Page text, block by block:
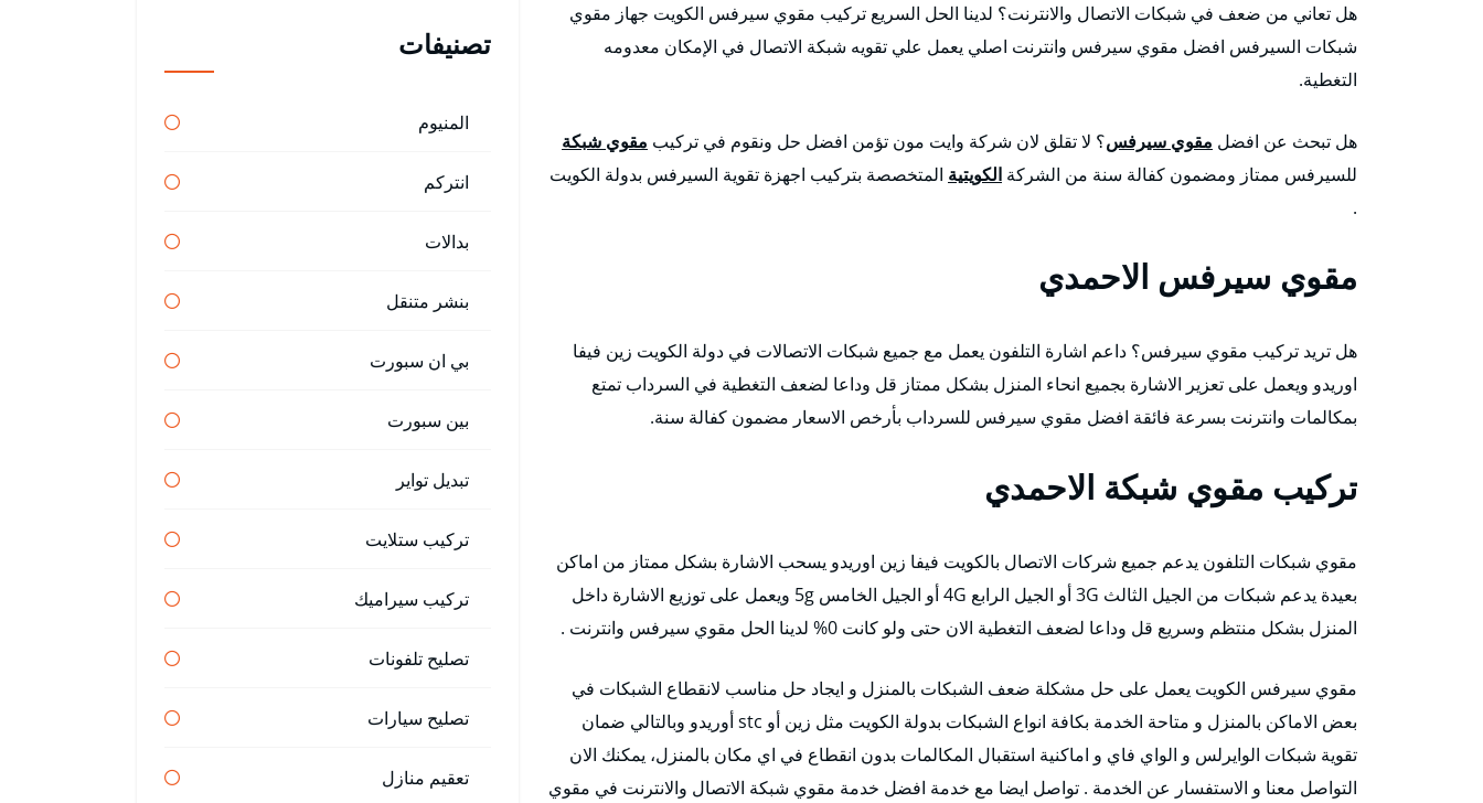
هل تعاني من ضعف في شبكات الاتصال والانترنت؟ لدينا الحل السريع تركيب مقوي سيرفس الكويت جهاز مقوي
شبكات السيرفس افضل مقوي سيرفس وانترنت اصلي يعمل علي تقويه شبكة الاتصال في الإمكان معدومه
التغطية.
هل تبحث عن افضل مقوي سيرفس؟ لا تقلق لان شركة وايت مون تؤمن افضل حل ونقوم في تركيب مقوي شبكة
للسيرفس ممتاز ومضمون كفالة سنة من الشركة الكويتية المتخصصة بتركيب اجهزة تقوية السيرفس بدولة الكويت
.
مقوي سيرفس الاحمدي
هل تريد تركيب مقوي سيرفس؟ داعم اشارة التلفون يعمل مع جميع شبكات الاتصالات في دولة الكويت زين فيفا
اوريدو ويعمل على تعزير الاشارة بجميع انحاء المنزل بشكل ممتاز قل وداعا لضعف التغطية في السرداب تمتع
بمكالمات وانترنت بسرعة فائقة افضل مقوي سيرفس للسرداب بأرخص الاسعار مضمون كفالة سنة.
تركيب مقوي شبكة الاحمدي
مقوي شبكات التلفون يدعم جميع شركات الاتصال بالكويت فيفا زين اوريدو يسحب الاشارة بشكل ممتاز من اماكن
بعيدة يدعم شبكات من الجيل الثالث 3G أو الجيل الرابع 4G أو الجيل الخامس 5g ويعمل على توزيع الاشارة داخل
المنزل بشكل منتظم وسريع قل وداعا لضعف التغطية الان حتى ولو كانت 0% لدينا الحل مقوي سيرفس وانترنت .
مقوي سيرفس الكويت يعمل على حل مشكلة ضعف الشبكات بالمنزل و ايجاد حل مناسب لانقطاع الشبكات في
بعض الاماكن بالمنزل و متاحة الخدمة بكافة انواع الشبكات بدولة الكويت مثل زين أو stc أوريدو وبالتالي ضمان
تقوية شبكات الوايرلس و الواي فاي و اماكنية استقبال المكالمات بدون انقطاع في اي مكان بالمنزل، يمكنك الان
التواصل معنا و الاستفسار عن الخدمة . تواصل ايضا مع خدمة افضل خدمة مقوي شبكة الاتصال والانترنت في مقوي
تصنيفات
المنيوم
انتركم
بدالات
بنشر متنقل
بي ان سبورت
بين سبورت
تبديل تواير
تركيب ستلايت
تركيب سيراميك
تصليح تلفونات
تصليح سيارات
تعقيم منازل